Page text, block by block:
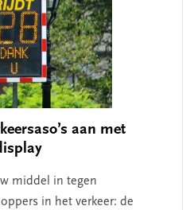
aan met
middel in tegen
in het verkeer: de